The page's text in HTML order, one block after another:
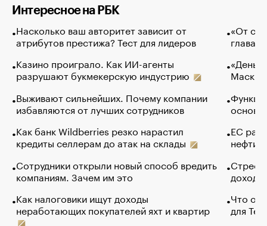
Интересное на РБК
Насколько ваш авторитет зависит от
атрибутов престижа? Тест для лидеров
Казино проиграло. Как ИИ-агенты
разрушают букмекерскую индустрию
Выживают сильнейших. Почему компании
избавляются от лучших сотрудников
Как банк Wildberries резко нарастил
кредиты селлерам до атак на склады
Сотрудники открыли новый способ вредить
компаниям. Зачем им это
Как налоговики ищут доходы
неработающих покупателей яхт и квартир
«От
глава
Маск в
основ
ЕС
нефти
Что
для